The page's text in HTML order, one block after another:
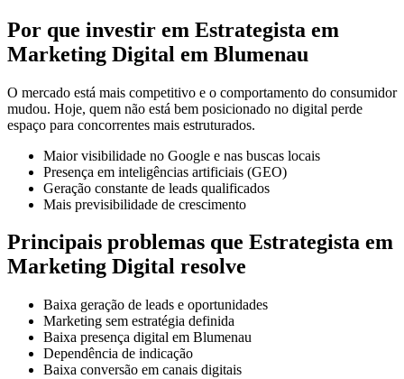
Por que investir em Estrategista em
Marketing Digital em Blumenau
O mercado está mais competitivo e o comportamento do consumidor
mudou. Hoje, quem não está bem posicionado no digital perde
espaço para concorrentes mais estruturados.
Maior visibilidade no Google e nas buscas locais
Presença em inteligências artificiais (GEO)
Geração constante de leads qualificados
Mais previsibilidade de crescimento
Principais problemas que Estrategista em
Marketing Digital resolve
Baixa geração de leads e oportunidades
Marketing sem estratégia definida
Baixa presença digital em Blumenau
Dependência de indicação
Baixa conversão em canais digitais